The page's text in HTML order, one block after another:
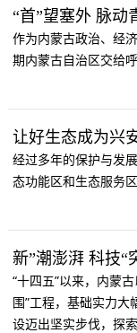
“首”望塞外 脉动
作为内蒙古政治、经济
期内蒙古自治区交给
让好生态成为兴
经过多年的保护与发
态功能区和生态服务区
新”潮澎湃 科技“
“十四五”以来，内蒙
围”工程，基础实力
设迈出坚实步伐，探